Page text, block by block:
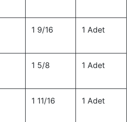
1 9/16 1 Adet
1 5/8 1 Adet
1 11/16 1 Adet